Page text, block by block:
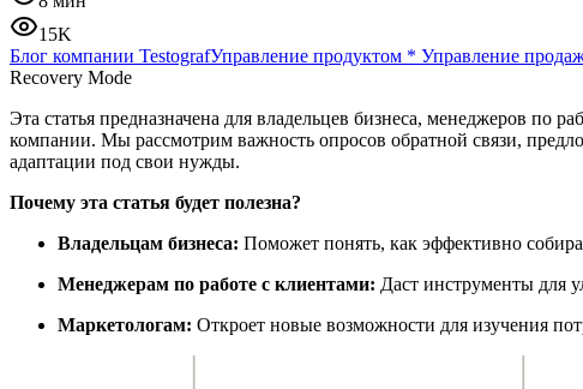
15K
Блог компании TestografУправление продуктом * Управление
Recovery Mode
Эта статья предназначена для владельцев бизнеса, менеджеров по
компании. Мы рассмотрим важность опросов обратной связи,
адаптации под свои нужды.
Почему эта статья будет полезна?
Владельцам бизнеса: Поможет понять, как эффективно
Менеджерам по работе с клиентами: Даст инструменты для
Маркетологам: Откроет новые возможности для изучения